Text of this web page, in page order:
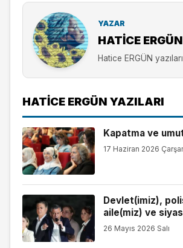
YAZAR
HATICE ERGÜN
Hatice ERGÜN yazıları
HATICE ERGÜN YAZILARI
Kapatma ve
17 Haziran 2026
Devlet(imiz),
aile(miz) ve
26 Mayıs 2026 Salı